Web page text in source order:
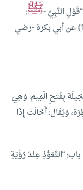
ﷺ:
(يُخَوِّفُ اللَّهُ عِبَادَهُ بِالْكُسُوفِ)…”، ح(1048) عن أبي بكرة -رضي
بِفَتْحِ الْمِيم: وَهِيَ
وَيُقَال: أَخَالَتْ إِذَا
“التَّعَوُّذِ عِنْدَ رُؤْيَةِ